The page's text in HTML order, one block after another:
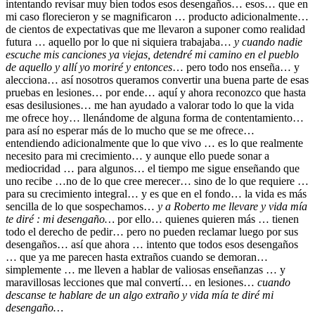
intentando revisar muy bien todos esos desengaños… esos… que en
mi caso florecieron y se magnificaron … producto adicionalmente…
de cientos de expectativas que me llevaron a suponer como realidad
futura … aquello por lo que ni siquiera trabajaba… y cuando nadie
escuche mis canciones ya viejas, detendré mi camino en el pueblo
de aquello y allí yo moriré y entonces… pero todo nos enseña… y
alecciona… así nosotros queramos convertir una buena parte de esas
pruebas en lesiones… por ende… aquí y ahora reconozco que hasta
esas desilusiones… me han ayudado a valorar todo lo que la vida
me ofrece hoy… llenándome de alguna forma de contentamiento…
para así no esperar más de lo mucho que se me ofrece…
entendiendo adicionalmente que lo que vivo … es lo que realmente
necesito para mi crecimiento… y aunque ello puede sonar a
mediocridad … para algunos… el tiempo me sigue enseñando que
uno recibe …no de lo que cree merecer… sino de lo que requiere …
para su crecimiento integral… y es que en el fondo… la vida es más
sencilla de lo que sospechamos… y a Roberto me llevare y vida mía
te diré : mi desengaño… por ello… quienes quieren más … tienen
todo el derecho de pedir… pero no pueden reclamar luego por sus
desengaños… así que ahora … intento que todos esos desengaños
… que ya me parecen hasta extraños cuando se demoran…
simplemente … me lleven a hablar de valiosas enseñanzas … y
maravillosas lecciones que mal convertí… en lesiones… cuando
descanse te hablare de un algo extraño y vida mía te diré mi
desengaño…